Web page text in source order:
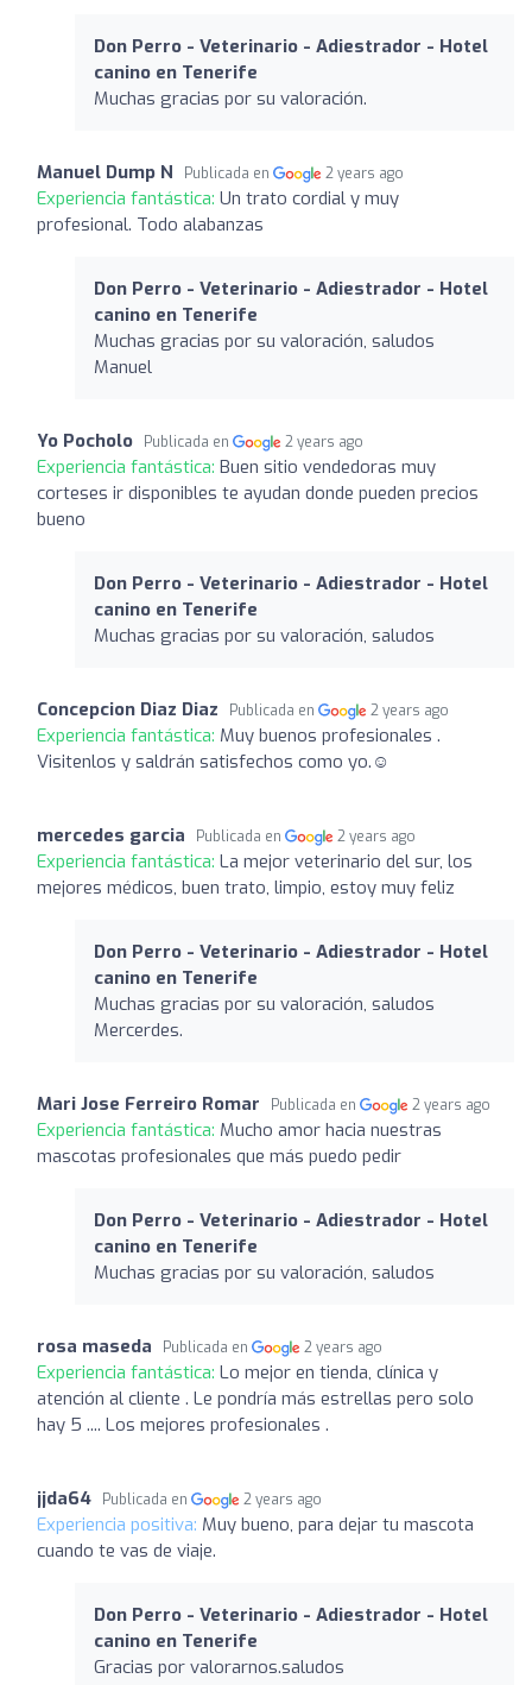
Don Perro - Veterinario - Adiestrador - Hotel
canino en Tenerife
Muchas gracias por su valoración.
Manuel Dump N Publicada en 2 years ago
Experiencia fantástica: Un trato cordial y muy
profesional. Todo alabanzas
Don Perro - Veterinario - Adiestrador - Hotel
canino en Tenerife
Muchas gracias por su valoración, saludos
Manuel
Yo Pocholo Publicada en 2 years ago
Experiencia fantástica: Buen sitio vendedoras muy
corteses ir disponibles te ayudan donde pueden precios
bueno
Don Perro - Veterinario - Adiestrador - Hotel
canino en Tenerife
Muchas gracias por su valoración, saludos
Concepcion Diaz Diaz Publicada en 2 years ago
Experiencia fantástica: Muy buenos profesionales .
Visitenlos y saldrán satisfechos como yo.☺
mercedes garcia Publicada en 2 years ago
Experiencia fantástica: La mejor veterinario del sur, los
mejores médicos, buen trato, limpio, estoy muy feliz
Don Perro - Veterinario - Adiestrador - Hotel
canino en Tenerife
Muchas gracias por su valoración, saludos
Mercerdes.
Mari Jose Ferreiro Romar Publicada en 2 years ago
Experiencia fantástica: Mucho amor hacia nuestras
mascotas profesionales que más puedo pedir
Don Perro - Veterinario - Adiestrador - Hotel
canino en Tenerife
Muchas gracias por su valoración, saludos
rosa maseda Publicada en 2 years ago
Experiencia fantástica: Lo mejor en tienda, clínica y
atención al cliente . Le pondría más estrellas pero solo
hay 5 .... Los mejores profesionales .
jjda64 Publicada en 2 years ago
Experiencia positiva: Muy bueno, para dejar tu mascota
cuando te vas de viaje.
Don Perro - Veterinario - Adiestrador - Hotel
canino en Tenerife
Gracias por valorarnos.saludos